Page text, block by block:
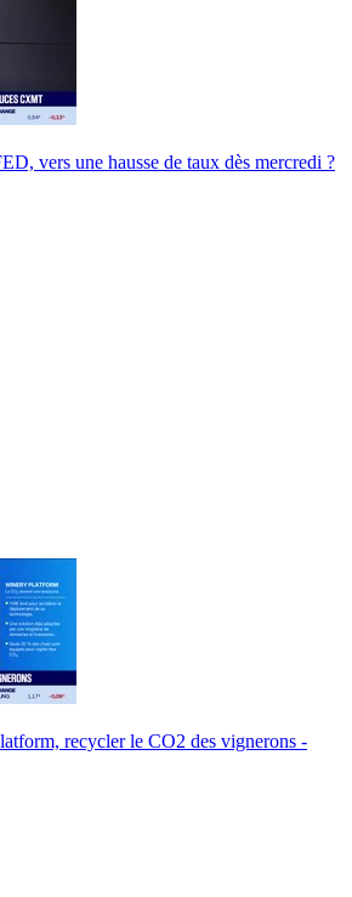
vers une hausse de taux dès mercredi ?
recycler le CO2 des vignerons -